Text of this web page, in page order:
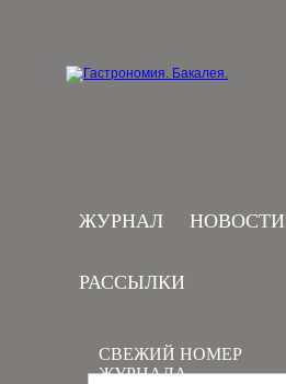
ЖУРНАЛ НОВОСТИ
РАССЫЛКИ
СВЕЖИЙ НОМЕР
ЖУРНАЛА